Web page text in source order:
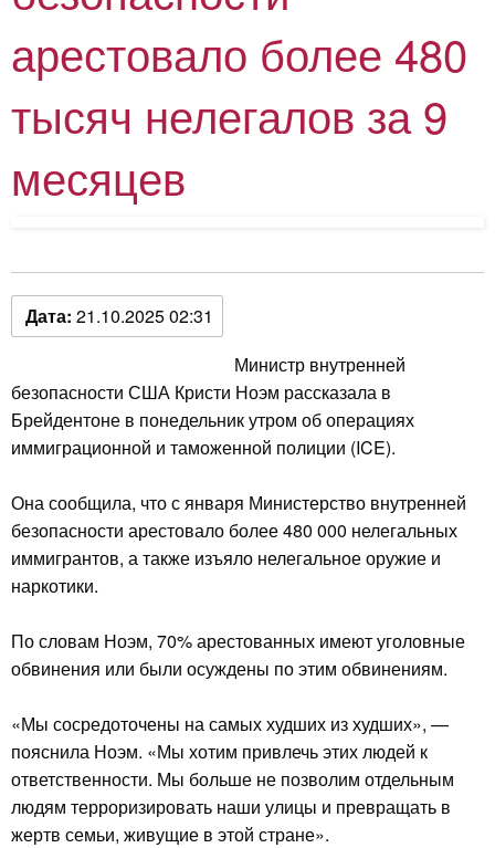
арестовало более 480
тысяч нелегалов за 9
месяцев
Дата: 21.10.2025 02:31
Министр внутренней
безопасности США Кристи Ноэм рассказала в
Брейдентоне в понедельник утром об операциях
иммиграционной и таможенной полиции (ICE).
Она сообщила, что с января Министерство внутренней
безопасности арестовало более 480 000 нелегальных
иммигрантов, а также изъяло нелегальное оружие и
наркотики.
По словам Ноэм, 70% арестованных имеют уголовные
обвинения или были осуждены по этим обвинениям.
«Мы сосредоточены на самых худших из худших», —
пояснила Ноэм. «Мы хотим привлечь этих людей к
ответственности. Мы больше не позволим отдельным
людям терроризировать наши улицы и превращать в
жертв семьи, живущие в этой стране».